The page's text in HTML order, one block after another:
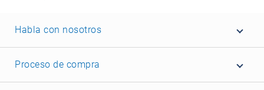
Habla con nosotros
Proceso de compra